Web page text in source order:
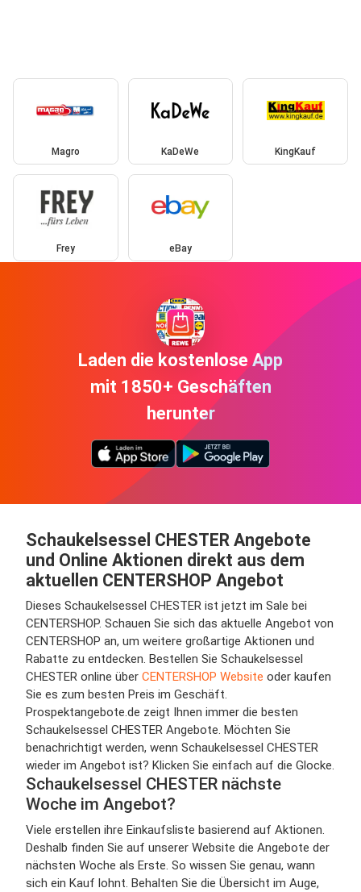
Magro KaDeWe KingKauf
Frey eBay
Laden die kostenlose App
mit 1850+ Geschäften
herunter
Schaukelsessel CHESTER Angebote
und Online Aktionen direkt aus dem
aktuellen CENTERSHOP Angebot
Dieses Schaukelsessel CHESTER ist jetzt im Sale bei
CENTERSHOP. Schauen Sie sich das aktuelle Angebot von
CENTERSHOP an, um weitere großartige Aktionen und
Rabatte zu entdecken. Bestellen Sie Schaukelsessel
CHESTER online über CENTERSHOP Website oder kaufen
Sie es zum besten Preis im Geschäft.
Prospektangebote.de zeigt Ihnen immer die besten
Schaukelsessel CHESTER Angebote. Möchten Sie
benachrichtigt werden, wenn Schaukelsessel CHESTER
wieder im Angebot ist? Klicken Sie einfach auf die Glocke.
Schaukelsessel CHESTER nächste
Woche im Angebot?
Viele erstellen ihre Einkaufsliste basierend auf Aktionen.
Deshalb finden Sie auf unserer Website die Angebote der
nächsten Woche als Erste. So wissen Sie genau, wann
sich ein Kauf lohnt. Behalten Sie die Übersicht im Auge,